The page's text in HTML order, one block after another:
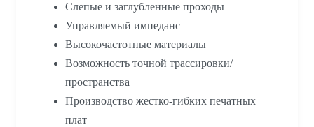
Слепые и заглубленные проходы
Управляемый импеданс
Высокочастотные материалы
Возможность точной трассировки/
пространства
Производство жестко-гибких печатных
плат